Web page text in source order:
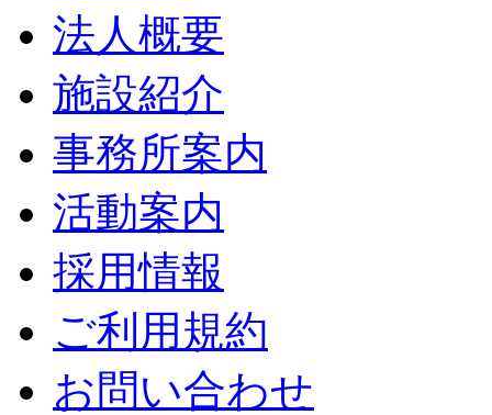
法人概要
施設紹介
事務所案内
活動案内
採用情報
ご利用規約
お問い合わせ